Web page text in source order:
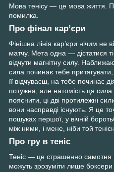
Мова тенісу — це мова життя.
помилка.
Про фінал кар’єри
Фінішна лінія кар’єри нічим не
матчу. Мета одна — дістатися
відчути магнітну силу.
сила починає тебе
її відчуваєш, на тебе починає
потужна, але натомість ця
пояснити, ці дві протилежні
вони насправді існують. Я це
пошуках першої, у вічній
між ними, і мене, ніби той
Про гру в теніс
Теніс — це страшенно самотня
можуть зрозуміти лише